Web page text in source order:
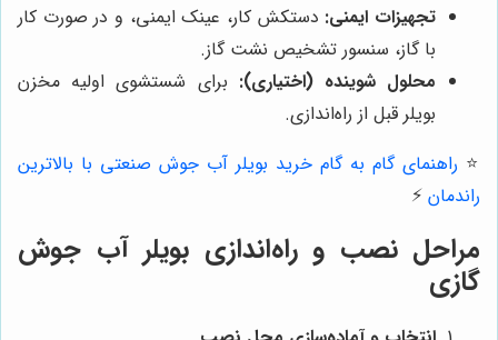
تجهیزات ایمنی: دستکش کار، عینک ایمنی، و در صورت کار
با گاز، سنسور تشخیص نشت گاز.
محلول شوینده (اختیاری): برای شستشوی اولیه مخزن
بویلر قبل از راه‌اندازی.
⭐️ راهنمای گام به گام خرید بویلر آب جوش صنعتی با بالاترین
راندمان ⚡️
مراحل نصب و راه‌اندازی بویلر آب جوش
گازی